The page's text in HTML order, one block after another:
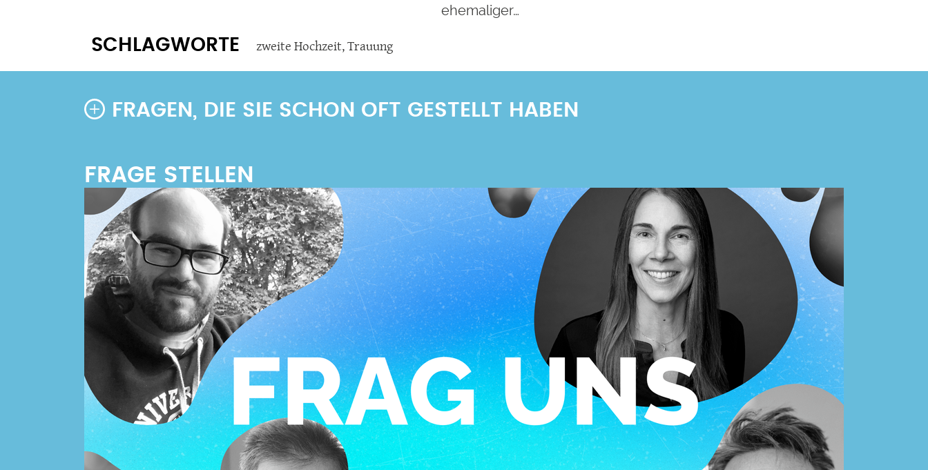
ehemaliger…
SCHLAGWORTE zweite Hochzeit,Trauung
FRAGEN, DIE SIE SCHON OFT GESTELLT HABEN